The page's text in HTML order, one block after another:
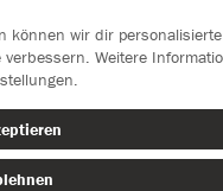
können wir dir personalisierte
Weitere